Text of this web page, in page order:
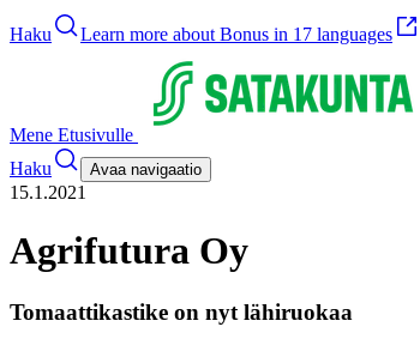
Haku Learn more about Bonus in 17 languages
Mene Etusivulle
Haku
Avaa navigaatio
15.1.2021
Agrifutura Oy
Tomaattikastike on nyt lähiruokaa